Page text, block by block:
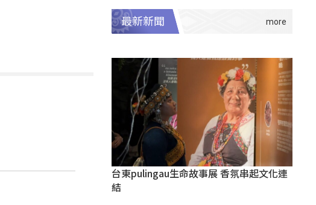
最新新聞
台東pulingau生命故事展 香氛串起文化連
結